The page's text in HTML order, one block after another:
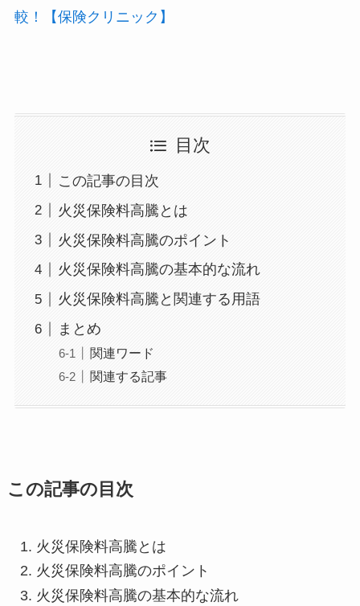
較！【保険クリニック】
目次
この記事の目次
火災保険料高騰とは
火災保険料高騰のポイント
火災保険料高騰の基本的な流れ
火災保険料高騰と関連する用語
まとめ
関連ワード
関連する記事
この記事の目次
火災保険料高騰とは
火災保険料高騰のポイント
火災保険料高騰の基本的な流れ